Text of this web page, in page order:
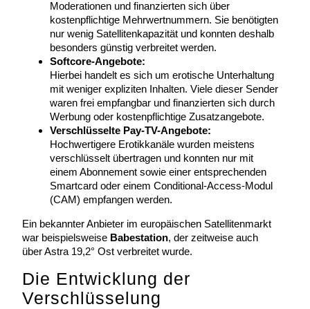
Moderationen und finanzierten sich über
kostenpflichtige Mehrwertnummern. Sie benötigten
nur wenig Satellitenkapazität und konnten deshalb
besonders günstig verbreitet werden.
Softcore-Angebote:
Hierbei handelt es sich um erotische Unterhaltung
mit weniger expliziten Inhalten. Viele dieser Sender
waren frei empfangbar und finanzierten sich durch
Werbung oder kostenpflichtige Zusatzangebote.
Verschlüsselte Pay-TV-Angebote:
Hochwertigere Erotikkanäle wurden meistens
verschlüsselt übertragen und konnten nur mit
einem Abonnement sowie einer entsprechenden
Smartcard oder einem Conditional-Access-Modul
(CAM) empfangen werden.
Ein bekannter Anbieter im europäischen Satellitenmarkt
war beispielsweise Babestation, der zeitweise auch
über Astra 19,2° Ost verbreitet wurde.
Die Entwicklung der
Verschlüsselung